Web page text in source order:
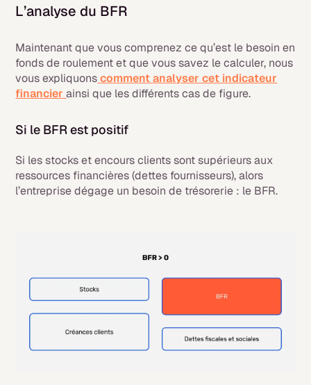
L’analyse du BFR
Maintenant que vous comprenez ce qu’est le besoin en
fonds de roulement et que vous savez le calculer, nous
vous expliquonscomment analyser cet indicateur
financierainsi que les différents cas de figure.
Si le BFR est positif
Si les stocks et encours clients sont supérieurs aux
ressources financières (dettes fournisseurs), alors
l’entreprise dégage un besoin de trésorerie : le BFR.